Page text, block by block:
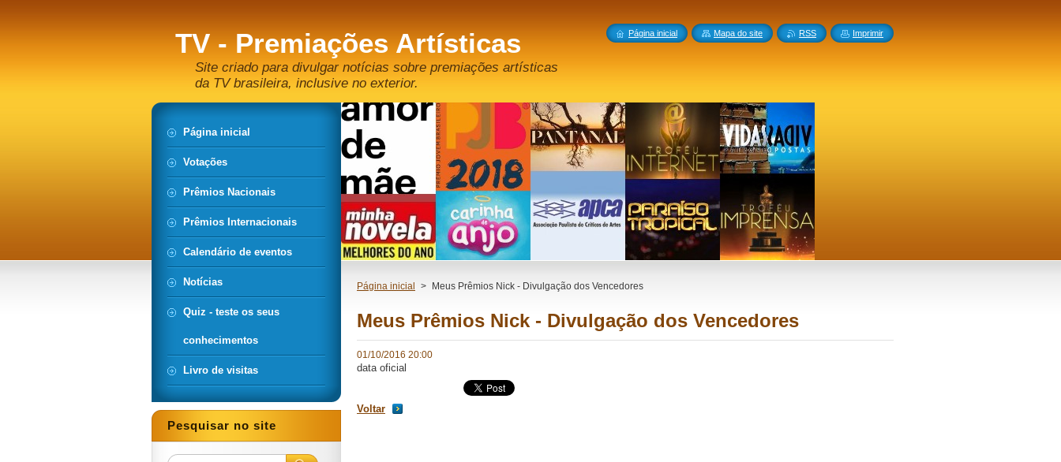
TV - Premiações Artísticas
Site criado para divulgar notícias sobre premiações artísticas
da TV brasileira, inclusive no exterior.
Página inicial > Meus Prêmios Nick - Divulgação dos Vencedores
Meus Prêmios Nick - Divulgação dos Vencedores
01/10/2016 20:00
data oficial
Voltar
Página inicial
Votações
Prêmios Nacionais
Prêmios Internacionais
Calendário de eventos
Notícias
Quiz - teste os seus
conhecimentos
Livro de visitas
Pesquisar no site
Página inicial Mapa do site RSS Imprimir